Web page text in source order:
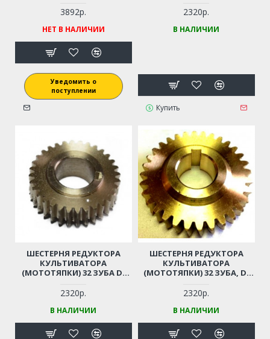
SIMPLICITY SIH1528SE, L1528,
BRIGGSSTRATTON 53730MA,
SNAPPER I924EX, MURRAY
MM741450, MM691150,
MH61900, CANADIANA CM
741350, CL841650S, CM 691150
3892р.
НЕТ В НАЛИЧИИ
Уведомить о
поступлении
2320р.
В НАЛИЧИИ
Купить
ШЕСТЕРНЯ РЕДУКТОРА
КУЛЬТИВАТОРА
(МОТОТЯПКИ) 32 ЗУБА D-
2320р.
В НАЛИЧИИ
ШЕСТЕРНЯ РЕДУКТОРА
КУЛЬТИВАТОРА
(МОТОТЯПКИ) 32 ЗУБА, D-
2320р.
В НАЛИЧИИ